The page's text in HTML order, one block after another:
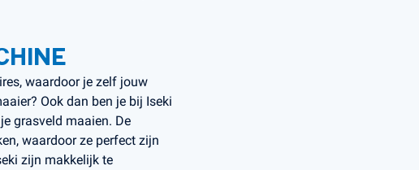
waardoor je zelf jouw
Ook dan ben je bij Iseki
grasveld maaien. De
waardoor ze perfect zijn
zijn makkelijk te